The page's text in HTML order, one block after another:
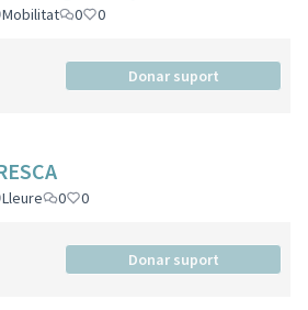
Mobilitat 0 0
Donar suport
Lleure 0 0
Donar suport